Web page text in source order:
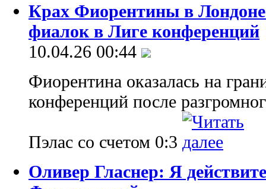
Крах Фиорентины в
фиалок в Лиге конференций
10.04.26 00:44
Фиорентина оказалась на
конференций после
Пэлас со счетом 0:3
Оливер Гласнер: Я